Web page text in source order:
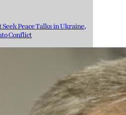
Seek Peace Talks in Ukraine,
Conflict